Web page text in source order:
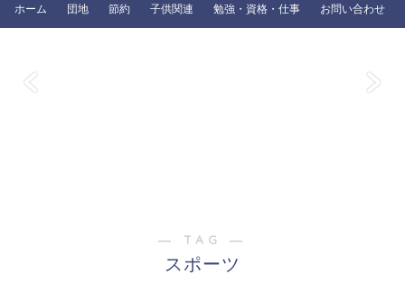
ホーム 団地 節約 子供関連 勉強・資格・仕事 お問い合わせ
― TAG ―
スポーツ